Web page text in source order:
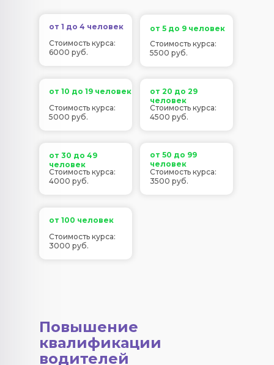
от 1 до 4 человек
Стоимость курса:
6000 руб.
от 5 до 9 человек
от 10 до 19 человек
от 20 до 29
человек
от 30 до 49
человек
от 50 до 99
человек
от 100 человек
Стоимость курса:
5500 руб.
Стоимость курса:
5000 руб.
Стоимость курса:
4500 руб.
Стоимость курса:
4000 руб.
Стоимость курса:
3500 руб.
Стоимость курса:
3000 руб.
Повышение
квалификации
водителей